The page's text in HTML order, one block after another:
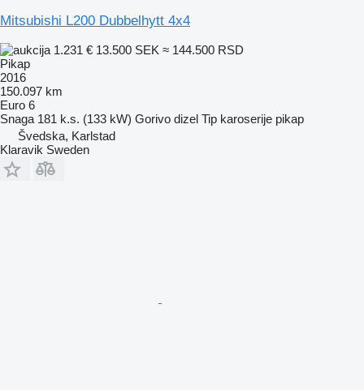
Mitsubishi L200 Dubbelhytt 4x4
1.231 € 13.500 SEK ≈ 144.500 RSD
Pikap
2016
150.097 km
Euro 6
Snaga 181 k.s. (133 kW) Gorivo dizel Tip karoserije pikap
Švedska, Karlstad
Klaravik Sweden